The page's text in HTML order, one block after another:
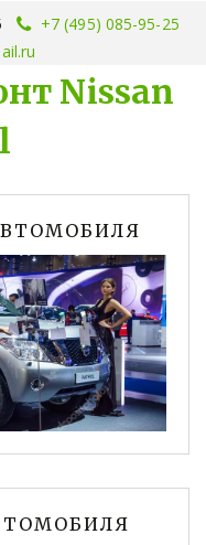
+7 (495) 085-95-25
Nissan